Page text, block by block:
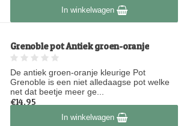
Op voorraadIn winkelwagen
Grenoble pot Antiek groen-oranje
De antiek groen-oranje kleurige Pot
Grenoble is een niet alledaagse pot welke
net dat beetje meer ge...
€14,95
Op voorraadIn winkelwagen